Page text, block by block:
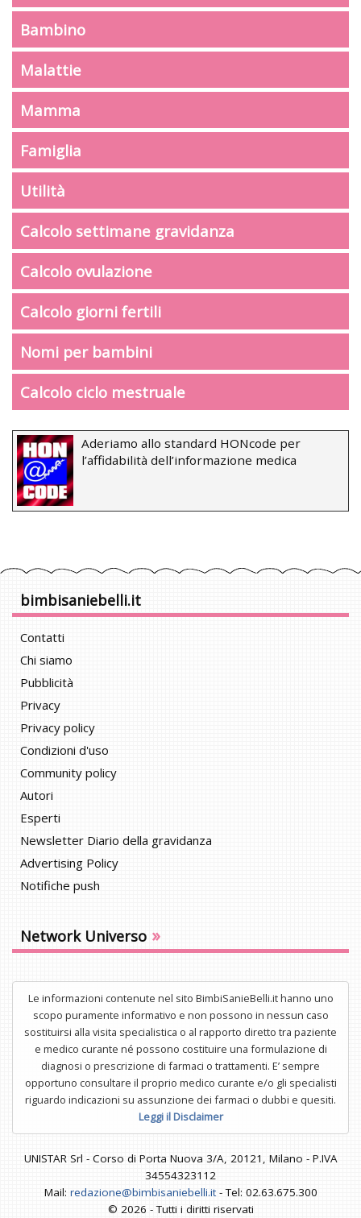
Bambino
Malattie
Mamma
Famiglia
Utilità
Calcolo settimane gravidanza
Calcolo ovulazione
Calcolo giorni fertili
Nomi per bambini
Calcolo ciclo mestruale
Aderiamo allo standard HONcode per
l’affidabilità dell’informazione medica
bimbisaniebelli.it
Contatti
Chi siamo
Pubblicità
Privacy
Privacy policy
Condizioni d'uso
Community policy
Autori
Esperti
Newsletter Diario della gravidanza
Advertising Policy
Notifiche push
Network Universo »
Le informazioni contenute nel sito BimbiSanieBelli.it hanno uno
scopo puramente informativo e non possono in nessun caso
sostituirsi alla visita specialistica o al rapporto diretto tra paziente
e medico curante né possono costituire una formulazione di
diagnosi o prescrizione di farmaci o trattamenti. E’ sempre
opportuno consultare il proprio medico curante e/o gli specialisti
riguardo indicazioni su assunzione dei farmaci o dubbi e quesiti.
Leggi il Disclaimer
UNISTAR Srl - Corso di Porta Nuova 3/A, 20121, Milano - P.IVA
34554323112
Mail: redazione@bimbisaniebelli.it- Tel: 02.63.675.300
© 2026 - Tutti i diritti riservati